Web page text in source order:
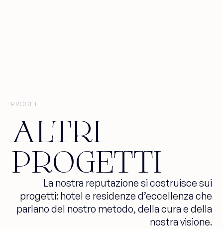
PROGETTI
ALTRI
PROGETTI
La nostra reputazione si costruisce sui
progetti: hotel e residenze d’eccellenza che
parlano del nostro metodo, della cura e della
nostra visione.